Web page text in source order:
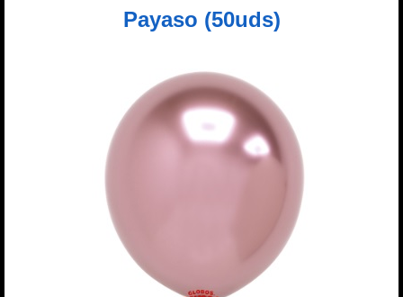
Payaso (50uds)